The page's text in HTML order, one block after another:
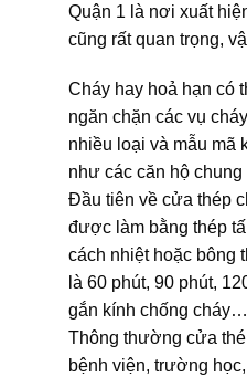
Quận 1 là nơi xuất
cũng rất quan trọng,
Cháy hay hoả hạn có
ngăn chặn các vụ
nhiều loại và mẫu mã
như các căn hộ
Đầu tiên về cửa thép
được làm bằng thép
cách nhiệt hoặc bông
là 60 phút, 90 phút,
gắn kính chống cháy…
Thông thường cửa
bệnh viện, trường